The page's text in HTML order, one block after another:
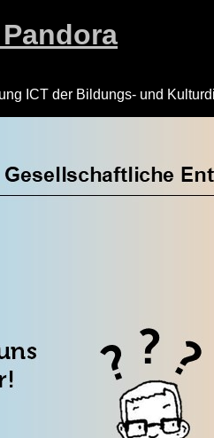
ICT der Bildungs- und